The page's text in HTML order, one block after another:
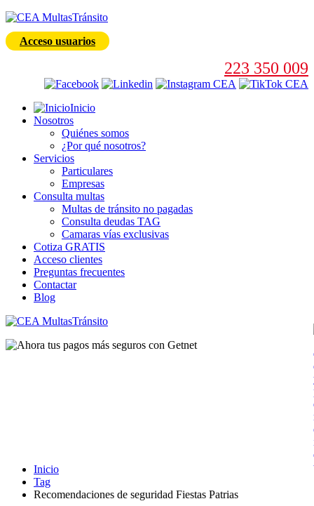
Acceso usuarios
223 350 009
Inicio
Nosotros
Quiénes somos
¿Por qué nosotros?
Servicios
Particulares
Empresas
Consulta multas
Multas de tránsito no pagadas
Consulta deudas TAG
Camaras vías exclusivas
Cotiza GRATIS
Acceso clientes
Preguntas frecuentes
Contactar
Blog
Inicio
Tag
Recomendaciones de seguridad Fiestas Patrias